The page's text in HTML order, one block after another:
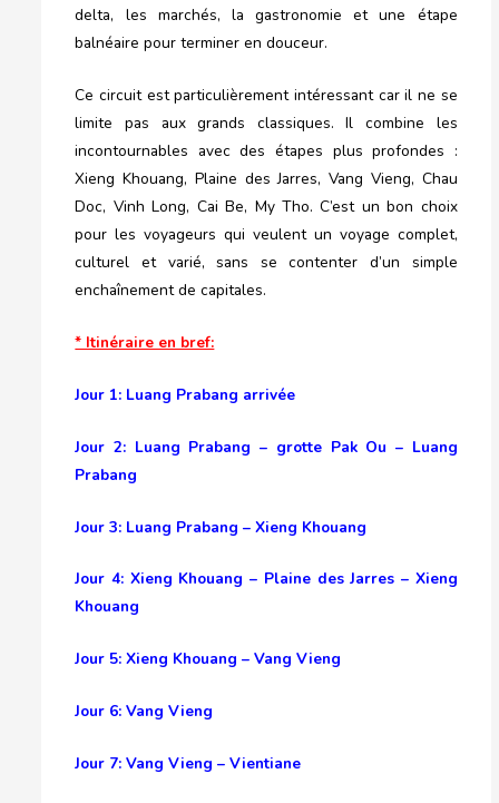
delta, les marchés, la gastronomie et une étape
balnéaire pour terminer en douceur.
Ce circuit est particulièrement intéressant car il ne se
limite pas aux grands classiques. Il combine les
incontournables avec des étapes plus profondes :
Xieng Khouang, Plaine des Jarres, Vang Vieng, Chau
Doc, Vinh Long, Cai Be, My Tho. C’est un bon choix
pour les voyageurs qui veulent un voyage complet,
culturel et varié, sans se contenter d’un simple
enchaînement de capitales.
* Itinéraire en bref:
Jour 1: Luang Prabang arrivée
Jour 2: Luang Prabang – grotte Pak Ou – Luang
Prabang
Jour 3: Luang Prabang – Xieng Khouang
Jour 4: Xieng Khouang – Plaine des Jarres – Xieng
Khouang
Jour 5: Xieng Khouang – Vang Vieng
Jour 6: Vang Vieng
Jour 7: Vang Vieng – Vientiane